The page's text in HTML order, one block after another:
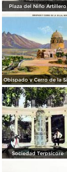
Plaza del Niño Artillero
Sociedad Terpsícore